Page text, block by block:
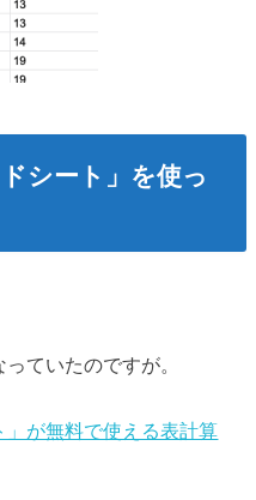
シート」を使っ
ていたのですが。
」が無料で使える表計算